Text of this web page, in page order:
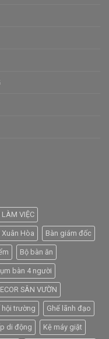
LÀM VIỆC
Hòa Bàn giám đốc
Bộ bàn ăn
bàn 4 người
SÂN VƯỜN
hội trường Ghế lãnh đạo
di động Kệ máy giặt